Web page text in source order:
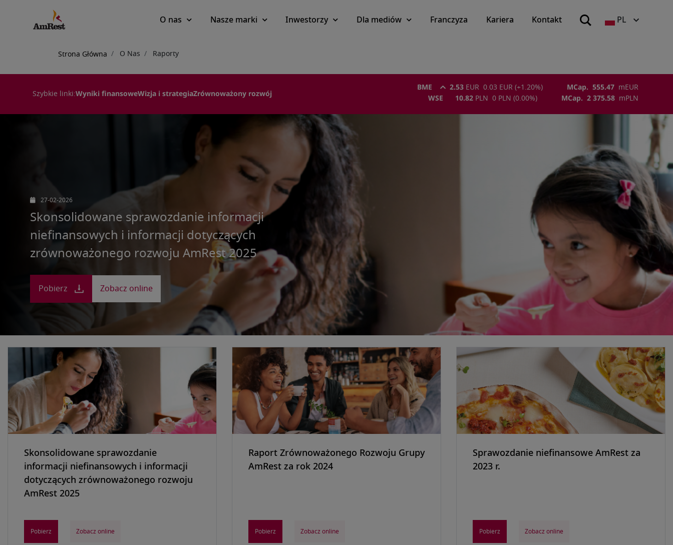
Main
O nas Nasze marki Inwestorzy Dla mediów Franczyza Kariera Kontakt PL
Ścieżka
nawigacyjna
Strona Główna O Nas Raporty
Szybkie linki:Wyniki finansoweWizja i strategiaZrównoważony rozwój
BME 2.53 EUR 0.03 EUR (+1.20%) MCap. 555.47 m EUR
WSE
10.82 PLN 0 PLN (0.00%) MCap. 2 375.58 m PLN
27-02-2026
Skonsolidowane sprawozdanie informacji
niefinansowych i informacji dotyczących
zrównoważonego rozwoju AmRest 2025
Pobierz Zobacz online
Skonsolidowane sprawozdanie
informacji niefinansowych i informacji
dotyczących zrównoważonego rozwoju
AmRest 2025
Pobierz Zobacz online
Raport Zrównoważonego Rozwoju Grupy
AmRest za rok 2024
Pobierz Zobacz online
Sprawozdanie niefinansowe AmRest za
2023 r.
Pobierz Zobacz online